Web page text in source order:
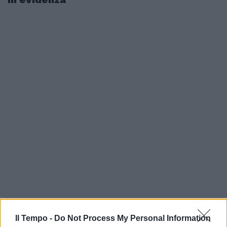
Il Tempo - Do Not Process My Personal Information